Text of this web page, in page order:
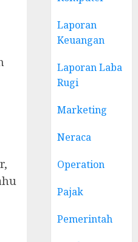
Laporan
Keuangan
Laporan Laba
Rugi
Marketing
Neraca
Operation
Pajak
Pemerintah